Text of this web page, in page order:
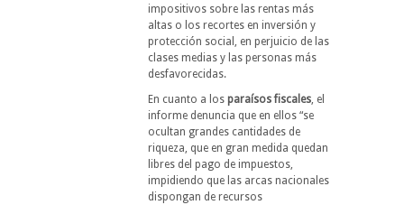
impositivos sobre las rentas más
altas o los recortes en inversión y
protección social, en perjuicio de las
clases medias y las personas más
desfavorecidas.
En cuanto a los paraísos fiscales , el
informe denuncia que en ellos “se
ocultan grandes cantidades de
riqueza, que en gran medida quedan
libres del pago de impuestos,
impidiendo que las arcas nacionales
dispongan de recursos